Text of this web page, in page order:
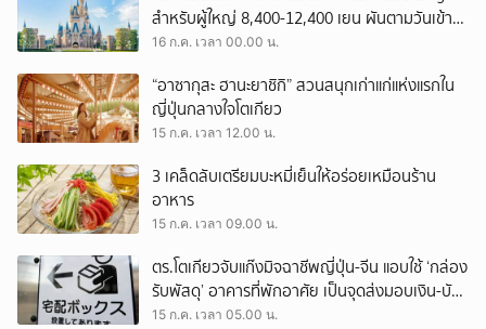
สำหรับผู้ใหญ่ 8,400-12,400 เยน ผันตามวันเข้า
สวนสนุก เริ่ม 10 ต.ค. นี้
16 ก.ค. เวลา 00.00 น.
“อาซากุสะ ฮานะยาชิกิ” สวนสนุกเก่าแก่แห่งแรกใน
ญี่ปุ่นกลางใจโตเกียว
15 ก.ค. เวลา 12.00 น.
3 เคล็ดลับเตรียมบะหมี่เย็นให้อร่อยเหมือนร้าน
อาหาร
15 ก.ค. เวลา 09.00 น.
ตร.โตเกียวจับแก๊งมิจฉาชีพญี่ปุ่น-จีน แอบใช้ ‘กล่อง
รับพัสดุ’ อาคารที่พักอาศัย เป็นจุดส่งมอบเงิน-บัตร
เอทีเอ็ม
15 ก.ค. เวลา 05.00 น.